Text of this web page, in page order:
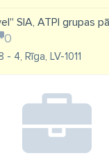
SIA, ATPI grupas
0
4, Rīga, LV-1011